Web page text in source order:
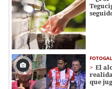
El
que